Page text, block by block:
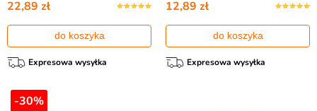
22,89 zł
do koszyka
Expresowa wysyłka
12,89 zł
do koszyka
Expresowa wysyłka
-30%